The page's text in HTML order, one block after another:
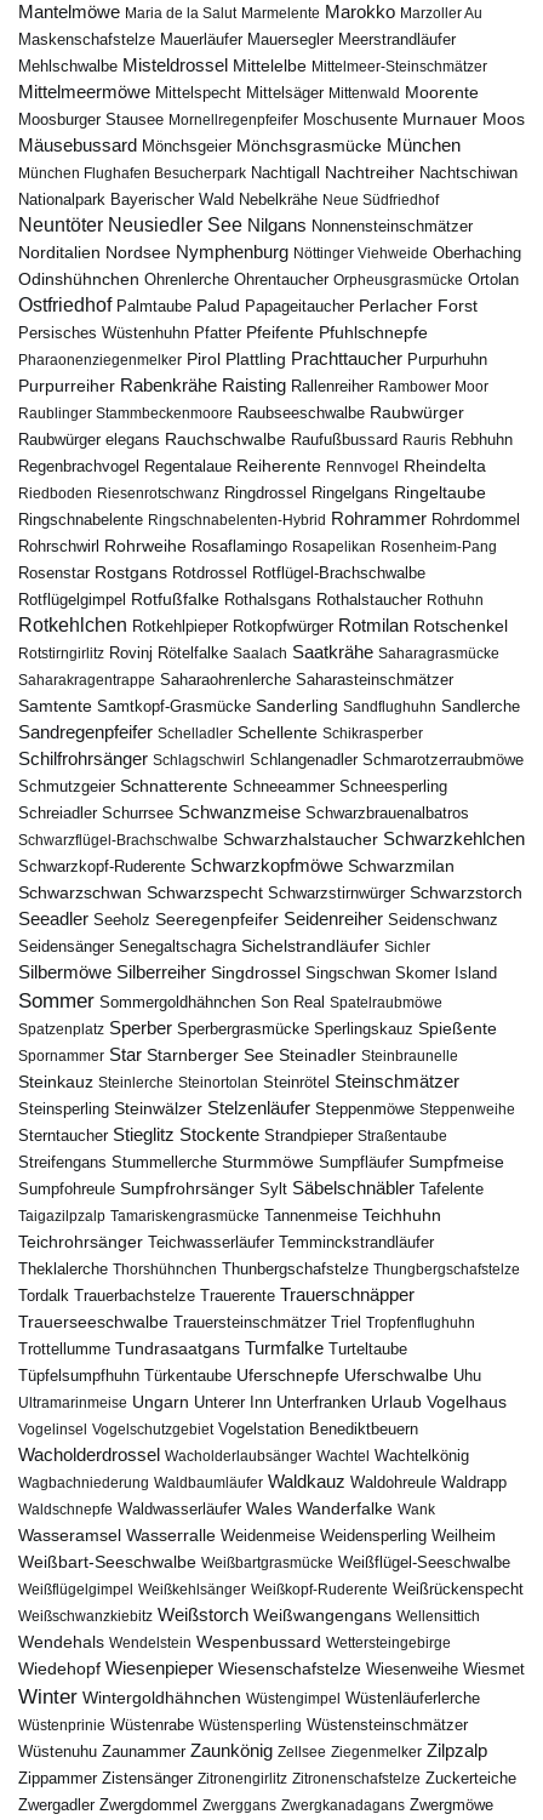
Mantelmöwe Maria de la Salut Marmelente Marokko Marzoller Au
Maskenschafstelze Mauerläufer Mauersegler Meerstrandläufer
Mehlschwalbe Misteldrossel Mittelelbe Mittelmeer-Steinschmätzer
Mittelmeermöwe Mittelspecht Mittelsäger Mittenwald Moorente
Moosburger Stausee Mornellregenpfeifer Moschusente Murnauer Moos
Mäusebussard Mönchsgeier Mönchsgrasmücke München
München Flughafen Besucherpark Nachtigall Nachtreiher Nachtschiwan
Nationalpark Bayerischer Wald Nebelkrähe Neue Südfriedhof
Neuntöter Neusiedler See Nilgans Nonnensteinschmätzer
Norditalien Nordsee Nymphenburg Nöttinger Viehweide Oberhaching
Odinshühnchen Ohrenlerche Ohrentaucher Orpheusgrasmücke Ortolan
Ostfriedhof Palmtaube Palud Papageitaucher Perlacher Forst
Persisches Wüstenhuhn Pfatter Pfeifente Pfuhlschnepfe
Pharaonenziegenmelker Pirol Plattling Prachttaucher Purpurhuhn
Purpurreiher Rabenkrähe Raisting Rallenreiher Rambower Moor
Raublinger Stammbeckenmoore Raubseeschwalbe Raubwürger
Raubwürger elegans Rauchschwalbe Raufußbussard Rauris Rebhuhn
Regenbrachvogel Regentalaue Reiherente Rennvogel Rheindelta
Riedboden Riesenrotschwanz Ringdrossel Ringelgans Ringeltaube
Ringschnabelente Ringschnabelenten-Hybrid Rohrammer Rohrdommel
Rohrschwirl Rohrweihe Rosaflamingo Rosapelikan Rosenheim-Pang
Rosenstar Rostgans Rotdrossel
Rotflügel-Brachschwalbe
Rotflügelgimpel Rotfußfalke Rothalsgans Rothalstaucher Rothuhn
Rotkehlchen Rotkehlpieper Rotkopfwürger Rotmilan Rotschenkel
Rotstirngirlitz Rovinj Rötelfalke Saalach Saatkrähe Saharagrasmücke
Saharakragentrappe Saharaohrenlerche Saharasteinschmätzer
Samtente Samtkopf-Grasmücke Sanderling Sandflughuhn Sandlerche
Sandregenpfeifer Schelladler Schellente Schikrasperber
Schilfrohrsänger Schlagschwirl Schlangenadler Schmarotzerraubmöwe
Schmutzgeier Schnatterente Schneeammer Schneesperling
Schreiadler Schurrsee Schwanzmeise Schwarzbrauenalbatros
Schwarzflügel-Brachschwalbe Schwarzhalstaucher Schwarzkehlchen
Schwarzkopf-Ruderente Schwarzkopfmöwe Schwarzmilan
Schwarzschwan Schwarzspecht Schwarzstirnwürger Schwarzstorch
Seeadler Seeholz Seeregenpfeifer Seidenreiher Seidenschwanz
Seidensänger Senegaltschagra Sichelstrandläufer Sichler
Silbermöwe Silberreiher Singdrossel Singschwan Skomer Island
Sommer Sommergoldhähnchen Son Real Spatelraubmöwe
Spatzenplatz Sperber Sperbergrasmücke Sperlingskauz Spießente
Spornammer Star Starnberger See Steinadler Steinbraunelle
Steinkauz Steinlerche Steinortolan Steinrötel Steinschmätzer
Steinsperling Steinwälzer Stelzenläufer Steppenmöwe Steppenweihe
Sterntaucher Stieglitz Stockente Strandpieper Straßentaube
Streifengans Stummellerche Sturmmöwe Sumpfläufer Sumpfmeise
Sumpfohreule Sumpfrohrsänger Sylt Säbelschnäbler Tafelente
Taigazilpzalp Tamariskengrasmücke Tannenmeise Teichhuhn
Teichrohrsänger Teichwasserläufer Temminckstrandläufer
Theklalerche Thorshühnchen Thunbergschafstelze Thungbergschafstelze
Tordalk Trauerbachstelze Trauerente Trauerschnäpper
Trauerseeschwalbe Trauersteinschmätzer Triel Tropfenflughuhn
Trottellumme Tundrasaatgans Turmfalke Turteltaube
Tüpfelsumpfhuhn
Türkentaube Uferschnepfe Uferschwalbe Uhu
Ultramarinmeise Ungarn Unterer Inn Unterfranken Urlaub Vogelhaus
Vogelinsel Vogelschutzgebiet Vogelstation Benediktbeuern
Wacholderdrossel Wacholderlaubsänger Wachtel Wachtelkönig
Wagbachniederung Waldbaumläufer Waldkauz Waldohreule Waldrapp
Waldschnepfe Waldwasserläufer Wales Wanderfalke Wank
Wasseramsel Wasserralle Weidenmeise Weidensperling Weilheim
Weißbart-Seeschwalbe Weißbartgrasmücke Weißflügel-Seeschwalbe
Weißflügelgimpel Weißkehlsänger Weißkopf-Ruderente Weißrückenspecht
Weißschwanzkiebitz Weißstorch Weißwangengans Wellensittich
Wendehals Wendelstein Wespenbussard Wettersteingebirge
Wiedehopf Wiesenpieper Wiesenschafstelze Wiesenweihe Wiesmet
Winter Wintergoldhähnchen Wüstengimpel Wüstenläuferlerche
Wüstenprinie Wüstenrabe Wüstensperling Wüstensteinschmätzer
Wüstenuhu Zaunammer Zaunkönig Zellsee Ziegenmelker Zilpzalp
Zippammer Zistensänger Zitronengirlitz Zitronenschafstelze Zuckerteiche
Zwergadler Zwergdommel Zwerggans Zwergkanadagans Zwergmöwe